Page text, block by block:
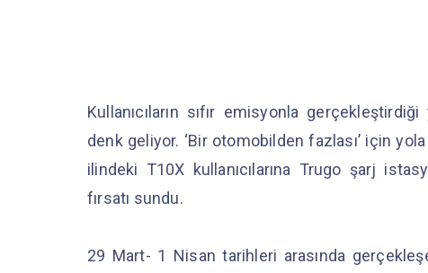
Kullanıcıların sıfır emisyonla
denk geliyor. ‘Bir otomobilden fazlası’ için yola
ilindeki T10X kullanıcılarına Trugo şarj
fırsatı sundu.
29 Mart- 1 Nisan tarihleri arasında